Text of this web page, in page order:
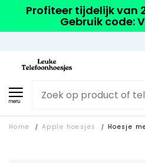
Profiteer tijdelijk van
Gebruik code:
Gratis
menu
Home / Apple hoesjes / Hoesje